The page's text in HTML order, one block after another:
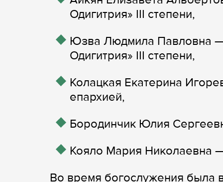
Одигитрия» III степени,
Юзва Людмила Павловна —
Одигитрия» III степени,
Колацкая Екатерина
епархией,
Бородинчик Юлия
Кояло Мария Николаевна
Во время богослужения была